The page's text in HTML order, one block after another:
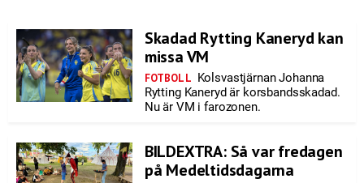
Skadad Rytting Kaneryd kan
missa VM
FOTBOLL Kolsvastjärnan Johanna
Rytting Kaneryd är korsbandsskadad.
Nu är VM i farozonen.
BILDEXTRA: Så var fredagen
på Medeltidsdagarna